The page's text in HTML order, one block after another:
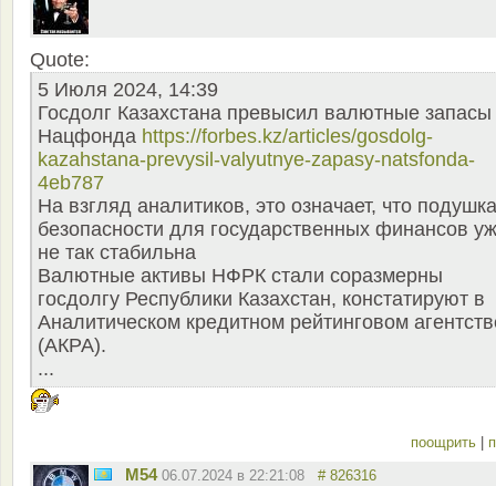
Quote:
5 Июля 2024, 14:39
Госдолг Казахстана превысил валютные запасы
Нацфонда https://forbes.kz/articles/gosdolg-
kazahstana-prevysil-valyutnye-zapasy-natsfonda-
4eb787
На взгляд аналитиков, это означает, что подушка
безопасности для государственных финансов
не так стабильна
Валютные активы НФРК стали соразмерны
госдолгу Республики Казахстан, констатируют в
Аналитическом кредитном рейтинговом
(АКРА).
...
поощрить
M54 06.07.2024 в 22:21:08 # 826316